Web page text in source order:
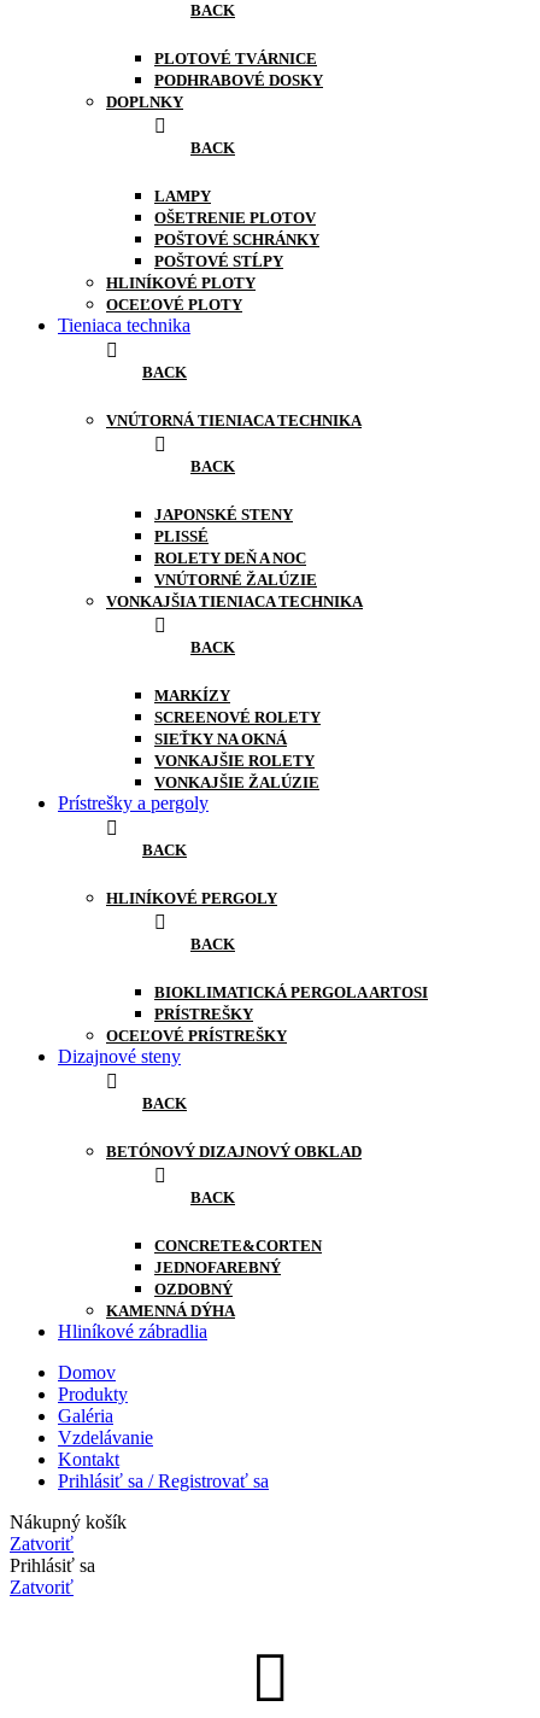
BACK
PLOTOVÉ TVÁRNICE
PODHRABOVÉ DOSKY
DOPLNKY
BACK
LAMPY
OŠETRENIE PLOTOV
POŠTOVÉ SCHRÁNKY
POŠTOVÉ STĹPY
HLINÍKOVÉ PLOTY
OCEĽOVÉ PLOTY
Tieniaca technika
BACK
VNÚTORNÁ TIENIACA TECHNIKA
BACK
JAPONSKÉ STENY
PLISSÉ
ROLETY DEŇ A NOC
VNÚTORNÉ ŽALÚZIE
VONKAJŠIA TIENIACA TECHNIKA
BACK
MARKÍZY
SCREENOVÉ ROLETY
SIEŤKY NA OKNÁ
VONKAJŠIE ROLETY
VONKAJŠIE ŽALÚZIE
Prístrešky a pergoly
BACK
HLINÍKOVÉ PERGOLY
BACK
BIOKLIMATICKÁ PERGOLA ARTOSI
PRÍSTREŠKY
OCEĽOVÉ PRÍSTREŠKY
Dizajnové steny
BACK
BETÓNOVÝ DIZAJNOVÝ OBKLAD
BACK
CONCRETE&CORTEN
JEDNOFAREBNÝ
OZDOBNÝ
KAMENNÁ DÝHA
Hliníkové zábradlia
Domov
Produkty
Galéria
Vzdelávanie
Kontakt
Prihlásiť sa / Registrovať sa
Nákupný košík
Zatvoriť
Prihlásiť sa
Zatvoriť